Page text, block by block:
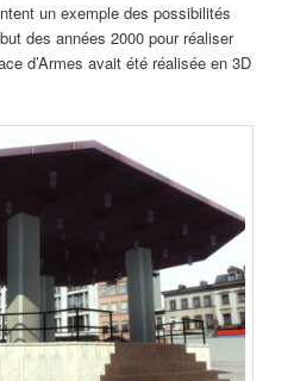
un exemple des possibilités
des années 2000 pour réaliser
d’Armes avait été réalisée en 3D